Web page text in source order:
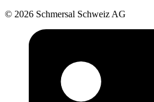
© 2026 Schmersal Schweiz AG